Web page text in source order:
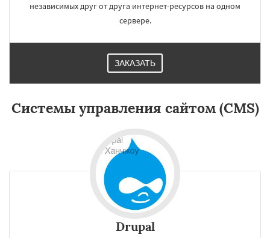
регионам
×
Хайдарабад Багдад Ченнаи
Рио де Жанейро
Сучжоу
Сантьяго
Сингапур
Дар-эс-Салам Янгон
Абиджан
Александрия
Чжэнчжоу
Кейптаун
Пусан Сямэнь
независимых друг от друга интернет-ресурсов на одном
сервере.
ЗАКАЗАТЬ
Системы управления сайтом (CMS)
Drupal
×
Даю согласие на обработку персональных данных